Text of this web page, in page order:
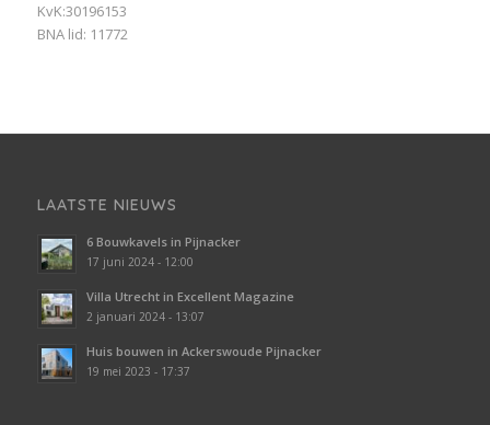
KvK:30196153
BNA lid: 11772
LAATSTE NIEUWS
6 Bouwkavels in Pijnacker
17 juni 2024 - 12:00
Villa Utrecht in Excellent Magazine
2 januari 2024 - 13:07
Huis bouwen in Ackerswoude Pijnacker
19 mei 2023 - 17:37